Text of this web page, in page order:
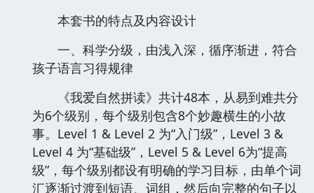
本套书的特点及内容设计
一、科学分级，由浅入深，循序渐进，符合
孩子语言习得规律
《我爱自然拼读》共计48本，从易到难共分
为6个级别，每个级别包含8个妙趣横生的小故
事。Level 1 & Level 2 为“入门级”，Level 3 &
Level 4 为“基础级”，Level 5 & Level 6为“提高
级”，每个级别都设有明确的学习目标，由单个词
汇逐渐过渡到短语、词组，然后向完整的句子以